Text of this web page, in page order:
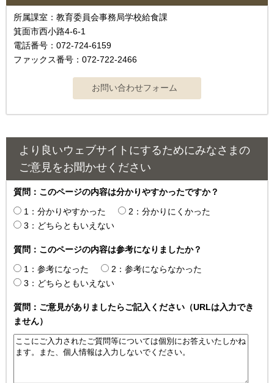
所属課室：教育委員会事務局学校給食課
箕面市西小路4-6-1
電話番号：072-724-6159
ファックス番号：072-722-2466
より良いウェブサイトにするためにみなさまの
ご意見をお聞かせください
質問：このページの内容は分かりやすかったですか？
1：分かりやすかった
2：分かりにくかった
3：どちらともいえない
質問：このページの内容は参考になりましたか？
1：参考になった
2：参考にならなかった
3：どちらともいえない
質問：ご意見がありましたらご記入ください（URLは入力でき
ません）